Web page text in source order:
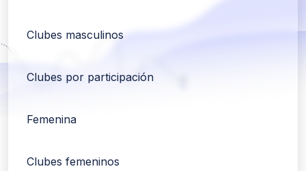
Clubes masculinos
Clubes por participación
Femenina
Clubes femeninos